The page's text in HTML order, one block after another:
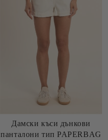
Дамски къси дънкови
панталони тип PAPERBAG